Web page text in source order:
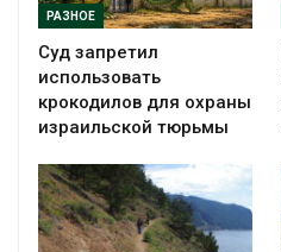
РАЗНОЕ
Суд запретил
использовать
крокодилов для охраны
израильской тюрьмы